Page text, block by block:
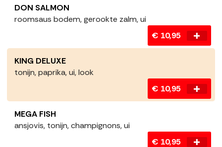
DON SALMON
roomsaus bodem, gerookte zalm, ui
€ 10,95
KING DELUXE
tonijn, paprika, ui, look
€ 10,95
MEGA FISH
ansjovis, tonijn, champignons, ui
€ 10,95